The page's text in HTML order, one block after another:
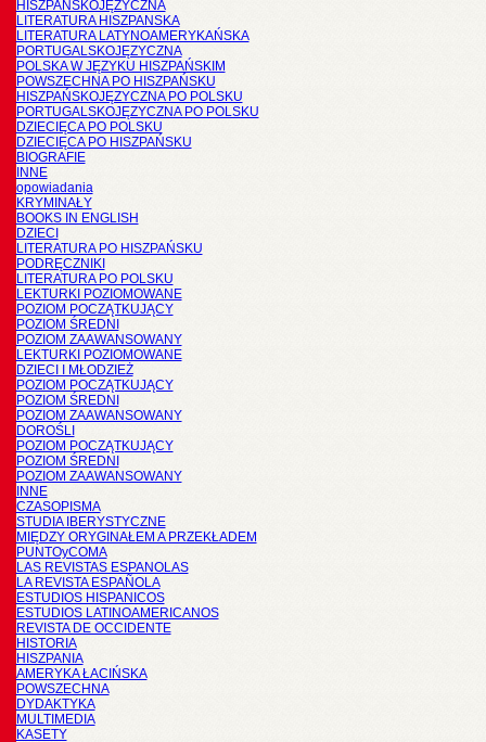
HISZPAŃSKOJĘZYCZNA
LITERATURA HISZPANSKA
LITERATURA LATYNOAMERYKAŃSKA
PORTUGALSKOJĘZYCZNA
POLSKA W JĘZYKU HISZPAŃSKIM
POWSZECHNA PO HISZPAŃSKU
HISZPAŃSKOJĘZYCZNA PO POLSKU
PORTUGALSKOJĘZYCZNA PO POLSKU
DZIECIĘCA PO POLSKU
DZIECIĘCA PO HISZPAŃSKU
BIOGRAFIE
INNE
opowiadania
KRYMINAŁY
BOOKS IN ENGLISH
DZIECI
LITERATURA PO HISZPAŃSKU
PODRĘCZNIKI
LITERATURA PO POLSKU
LEKTURKI POZIOMOWANE
POZIOM POCZĄTKUJĄCY
POZIOM ŚREDNI
POZIOM ZAAWANSOWANY
LEKTURKI POZIOMOWANE
DZIECI I MŁODZIEŻ
POZIOM POCZĄTKUJĄCY
POZIOM ŚREDNI
POZIOM ZAAWANSOWANY
DOROŚLI
POZIOM POCZĄTKUJĄCY
POZIOM ŚREDNI
POZIOM ZAAWANSOWANY
INNE
CZASOPISMA
STUDIA IBERYSTYCZNE
MIĘDZY ORYGINAŁEM A PRZEKŁADEM
PUNTOyCOMA
LAS REVISTAS ESPANOLAS
LA REVISTA ESPAÑOLA
ESTUDIOS HISPANICOS
ESTUDIOS LATINOAMERICANOS
REVISTA DE OCCIDENTE
HISTORIA
HISZPANIA
AMERYKA ŁACIŃSKA
POWSZECHNA
DYDAKTYKA
MULTIMEDIA
KASETY